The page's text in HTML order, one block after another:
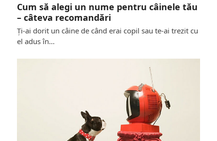
Cum să alegi un nume pentru câinele tău –
Cum să alegi un nume pentru câinele tău
– câteva recomandări
Ți-ai dorit un câine de când erai copil sau te-ai trezit cu
el adus în…